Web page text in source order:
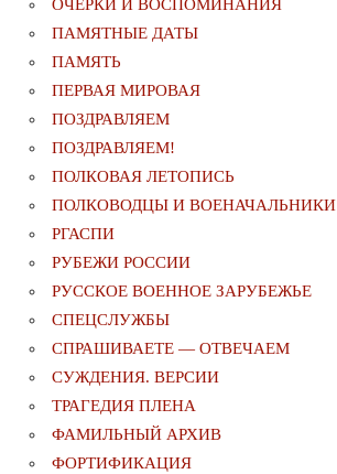
ОЧЕРКИ И ВОСПОМИНАНИЯ
ПАМЯТНЫЕ ДАТЫ
ПАМЯТЬ
ПЕРВАЯ МИРОВАЯ
ПОЗДРАВЛЯЕМ
ПОЗДРАВЛЯЕМ!
ПОЛКОВАЯ ЛЕТОПИСЬ
ПОЛКОВОДЦЫ И ВОЕНАЧАЛЬНИКИ
РГАСПИ
РУБЕЖИ РОССИИ
РУССКОЕ ВОЕННОЕ ЗАРУБЕЖЬЕ
СПЕЦСЛУЖБЫ
СПРАШИВАЕТЕ — ОТВЕЧАЕМ
СУЖДЕНИЯ. ВЕРСИИ
ТРАГЕДИЯ ПЛЕНА
ФАМИЛЬНЫЙ АРХИВ
ФОРТИФИКАЦИЯ